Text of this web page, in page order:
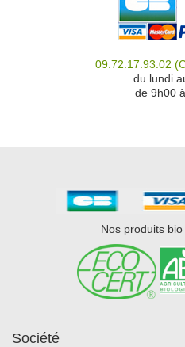
09.72.17.93.02
du lundi
de 9h00
Nos produits
Société